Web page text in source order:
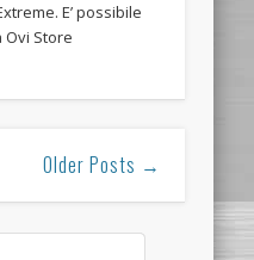
E’ possibile
Store
Older Posts →